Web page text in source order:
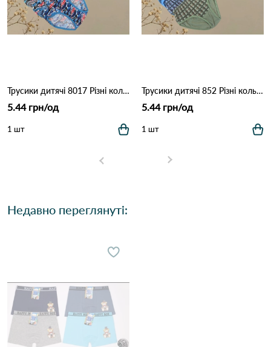
Трусики дитячі 8017 Різні кольори
5.44 грн/од
1 шт
Трусики дитячі 852 Різні кольори
5.44 грн/од
1 шт
Недавно переглянуті: